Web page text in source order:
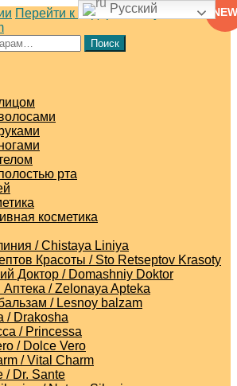
Перейти к содержимому
Поиск
рта
косметика
/ Chistaya Liniya
Красоты / Sto Retseptov Krasoty
Доктор / Domashniy Doktor
/ Zelonaya Apteka
/ Lesnoy balzam
/ Drakosha
/ Princessa
/ Dolce Vero
/ Vital Charm
/ Dr. Sante
NEW
Русский